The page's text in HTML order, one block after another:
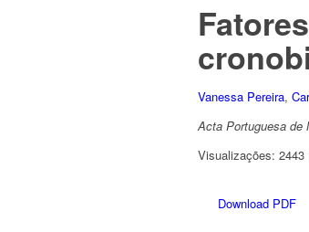
Vanessa Pereira,
Acta Portuguesa de
Visualizações: 2443
Download PDF